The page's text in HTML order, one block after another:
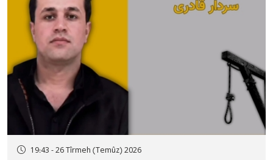
19:43 - 26 Tîrmeh (Temûz) 2026